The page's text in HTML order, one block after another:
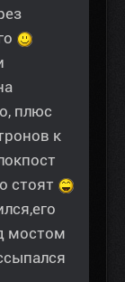
плюс
к
стоят
мостом